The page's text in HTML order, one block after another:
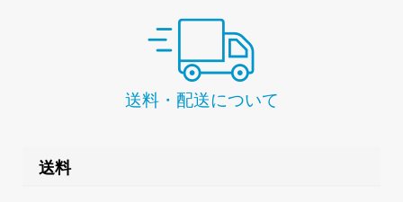
送料・配送について
送料